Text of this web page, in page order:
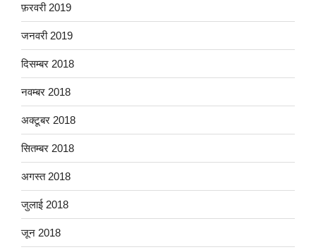
फ़रवरी 2019
जनवरी 2019
दिसम्बर 2018
नवम्बर 2018
अक्टूबर 2018
सितम्बर 2018
अगस्त 2018
जुलाई 2018
जून 2018